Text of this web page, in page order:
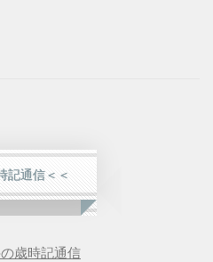
記通信＜＜
歳時記通信